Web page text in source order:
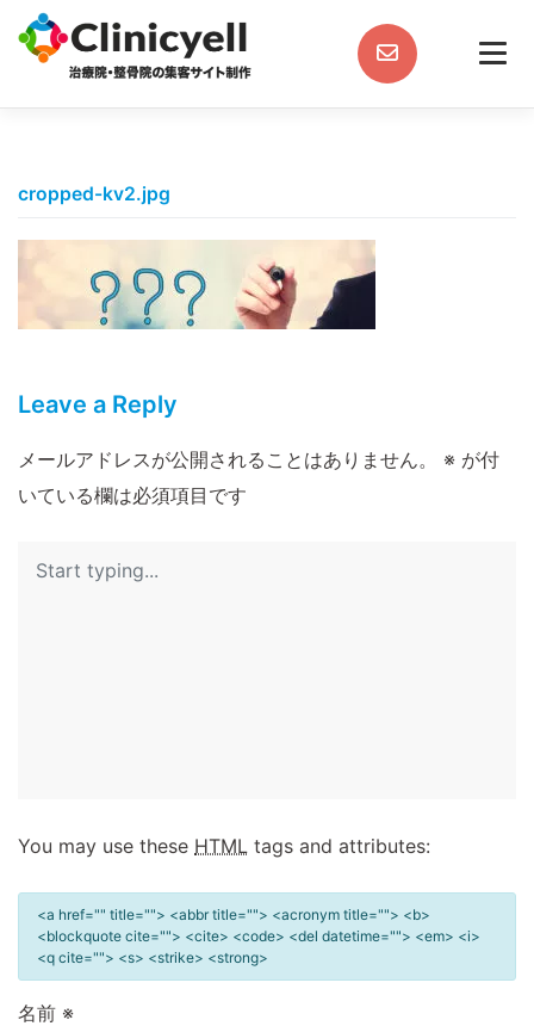
content
cropped-kv2.jpg
Leave a Reply
メールアドレスが公開されることはありません。 ※ が付
いている欄は必須項目です
You may use these HTML tags and attributes:
<a href="" title=""> <abbr title=""> <acronym title=""> <b>
<blockquote cite=""> <cite> <code> <del datetime=""> <em> <i>
<q cite=""> <s> <strike> <strong>
名前 ※